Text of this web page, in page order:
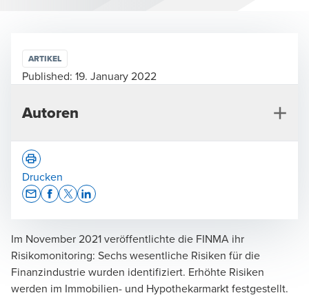
Im November 2021 veröffentlichte die FINMA ihr
Risikomonitoring: Sechs wesentliche Risiken für die
Finanzindustrie wurden identifiziert. Erhöhte Risiken
werden im Immobilien- und Hypothekarmarkt festgestellt.
ARTIKEL
Published: 19. January 2022
Autoren
Tobias Schüle
Leiter Asset Management Deutschschweiz, Zürich -
Partner
Drucken